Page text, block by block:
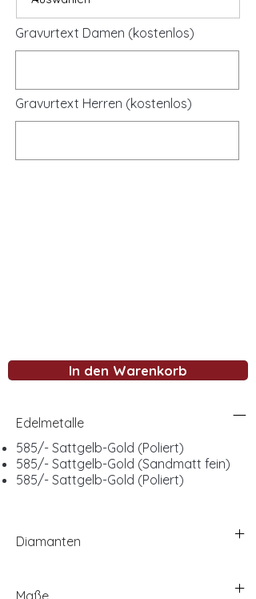
Gravurtext Damen (kostenlos)
Gravurtext Herren (kostenlos)
In den Warenkorb
Edelmetalle
585/- Sattgelb-Gold (Poliert)
585/- Sattgelb-Gold (Sandmatt fein)
585/- Sattgelb-Gold (Poliert)
Diamanten